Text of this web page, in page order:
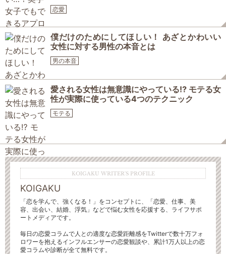
恋愛
僕だけのためにしてほしい！ あざとかわいい
女性に対する男性の本音とは
男の本音
愛される女性は無意識にやっている⁉ モテる女
性が実際に使っている4つのテクニック
モテる
KOIGAKU WRITER'S PROFILE
KOIGAKU
「恋を学んで、強くなる！」をコンセプトに、「恋愛、仕事、美
容、出会い、結婚、浮気」などで悩む女性を応援する、ライフサポ
ートメディアです。
毎日の恋愛コラムで人との適度な恋愛距離感をTwitterで数十万フォ
ロワーを抱えるインフルエンサーの恋愛観談や、累計1万人以上の恋
愛コラムや診断が全て無料です。